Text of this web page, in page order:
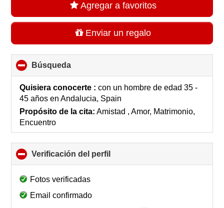
Agregar a favoritos
Enviar un regalo
Búsqueda
to
collapse
contents
Quisiera conocerte :con un hombre de edad 35 -
45 añosen Andalucia, Spain
Propósito de la cita: Amistad , Amor, Matrimonio,
Encuentro
Verificación del perfil
to
Fotos verificadas
Email confirmado